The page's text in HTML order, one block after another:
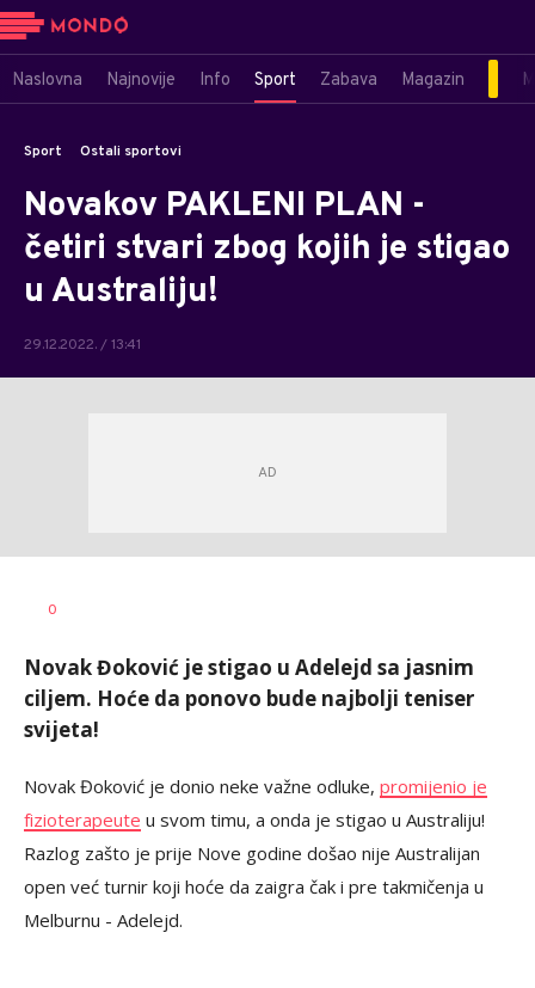
Naslovna Najnovije Info Sport Zabava Magazin
Sport Ostali sportovi
Novakov PAKLENI PLAN -
četiri stvari zbog kojih je stigao
u Australiju!
29.12.2022. / 13:41
AUTOR
0
Novak Đoković je stigao u Adelejd sa jasnim
ciljem. Hoće da ponovo bude najbolji teniser
svijeta!
Novak Đoković je donio neke važne odluke, promijenio je
fizioterapeute u svom timu, a onda je stigao u Australiju!
Razlog zašto je prije Nove godine došao nije Australijan
open već turnir koji hoće da zaigra čak i pre takmičenja u
Melburnu - Adelejd.